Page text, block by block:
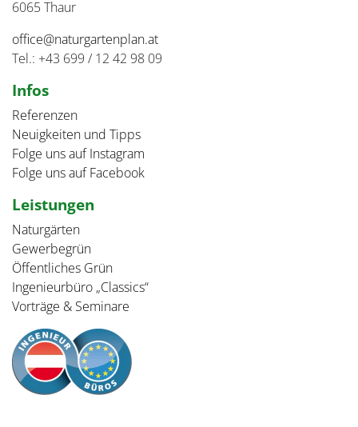
6065 Thaur
office@naturgartenplan.at
Tel.: +43 699 / 12 42 98 09
Infos
Referenzen
Neuigkeiten und Tipps
Folge uns auf Instagram
Folge uns auf Facebook
Leistungen
Naturgärten
Gewerbegrün
Öffentliches Grün
Ingenieurbüro „Classics“
Vorträge & Seminare